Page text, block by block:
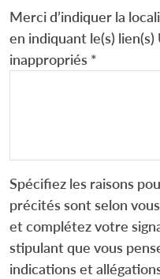
Merci d’indiquer la
en indiquant le(s)
inappropriés *
Spécifiez les raisons
précités sont selon
et complétez votre
stipulant que vous
indications et